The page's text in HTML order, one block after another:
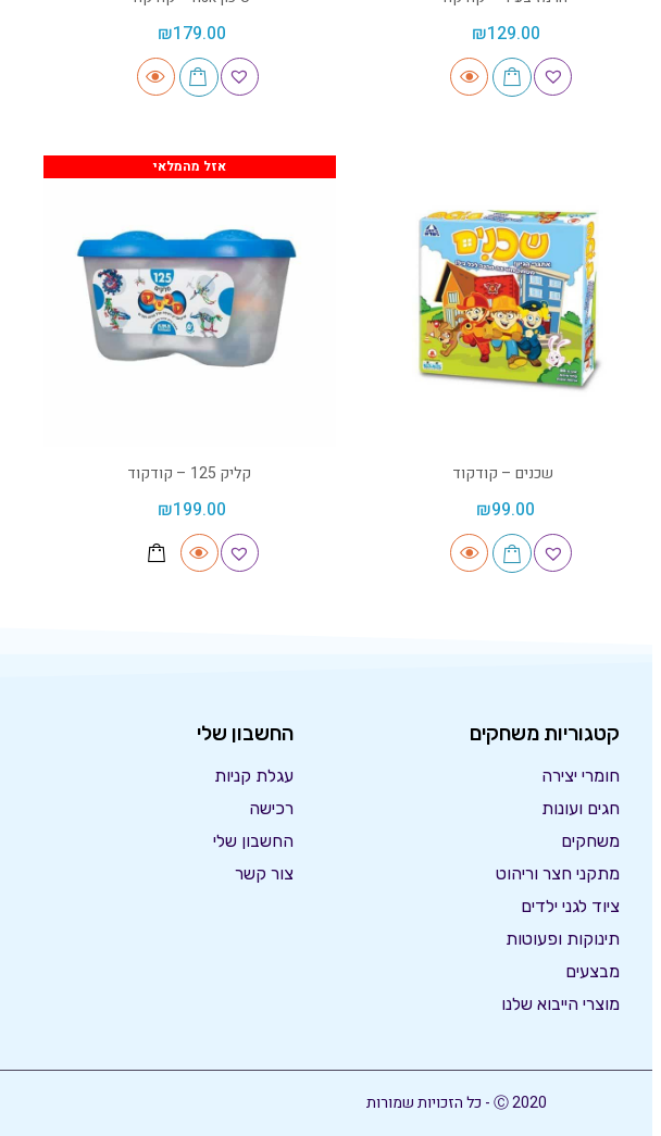
₪129.00
₪179.00
שכנים – קודקוד
₪99.00
אזל מהמלאי
קליק 125 – קודקוד
₪199.00
קטגוריות משחקים
חומרי יצירה
חגים ועונות
משחקים
מתקני חצר וריהוט
ציוד לגני ילדים
תינוקות ופעוטות
מבצעים
מוצרי הייבוא שלנו
החשבון שלי
עגלת קניות
רכישה
החשבון שלי
צור קשר
Ⓒ 2020 - כל הזכויות שמורות